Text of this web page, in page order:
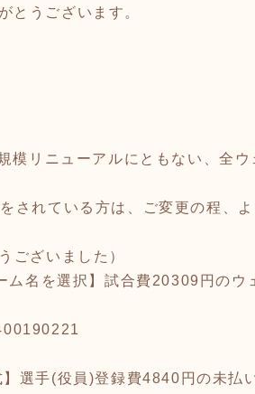
とうございます。
模リニューアルにともない、全
されている方は、ご変更の程、よ
ございました）
名を選択】試合費20309円のウ
選手(役員)登録費4840円の未払